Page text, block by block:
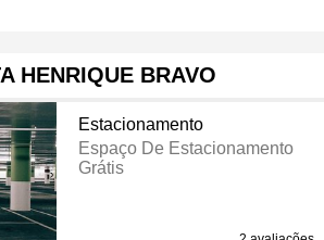
HENRIQUE BRAVO
Estacionamento
Espaço De Estacionamento
Grátis